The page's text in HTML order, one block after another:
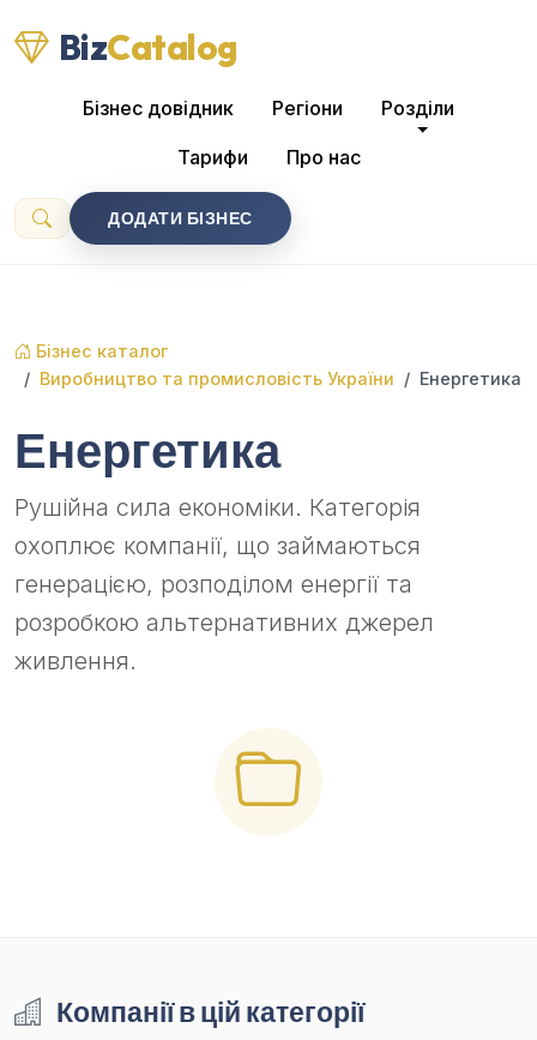
BizCatalog
Бізнес довідник Регіони Розділи
Тарифи Про нас
ДОДАТИ БІЗНЕС
Бізнес каталог
Виробництво та промисловість України
Енергетика
Енергетика
Рушійна сила економіки. Категорія
охоплює компанії, що займаються
генерацією, розподілом енергії та
розробкою альтернативних джерел
живлення.
Компанії в цій категорії